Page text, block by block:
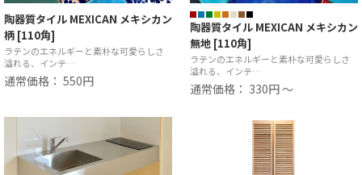
陶器質タイル MEXICAN メキシカン
柄 [110角]
ラテンのエネルギーと素朴な可愛らしさ
溢れる、インテ…
通常価格： 550円
陶器質タイル MEXICAN メキシカン
無地 [110角]
ラテンのエネルギーと素朴な可愛らしさ
溢れる、インテ…
通常価格： 330円 ～